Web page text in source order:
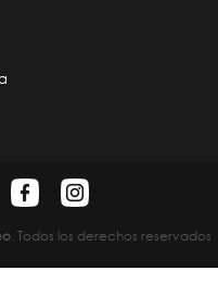
. Todos los derechos reservados